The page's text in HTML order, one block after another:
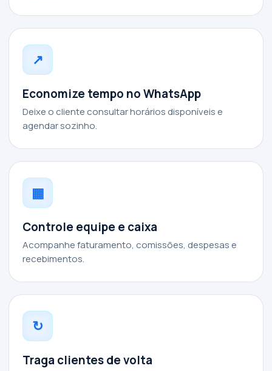
↗
Economize tempo no WhatsApp
Deixe o cliente consultar horários disponíveis e
agendar sozinho.
▦
Controle equipe e caixa
Acompanhe faturamento, comissões, despesas e
recebimentos.
↻
Traga clientes de volta